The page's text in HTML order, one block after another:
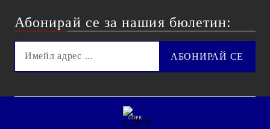
Абонирай се за нашия бюлетин:
GDPR